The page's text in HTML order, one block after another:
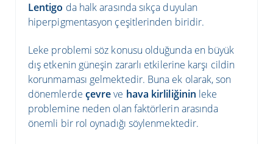
Lentigo da halk arasında sıkça duyulan
hiperpigmentasyon çeşitlerinden biridir.
Leke problemi söz konusu olduğunda en büyük
dış etkenin güneşin zararlı etkilerine karşı cildin
korunmaması gelmektedir. Buna ek olarak, son
dönemlerde çevreve hava kirliliğinin leke
problemine neden olan faktörlerin arasında
önemli bir rol oynadığı söylenmektedir.